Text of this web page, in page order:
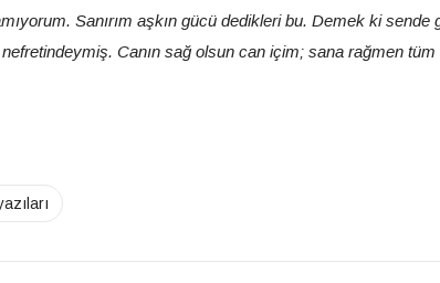
Sanırım aşkın gücü dedikleri bu. Demek ki sende
Canın sağ olsun can içim; sana rağmen tüm